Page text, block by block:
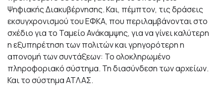
Ψηφιακής Διακυβέρνησης. Και, πέμπτον, τις δράσεις
εκσυγχρονισμού του ΕΦΚΑ, που περιλαμβάνονται στο
σχέδιο για το Ταμείο Ανάκαμψης, για να γίνει καλύτερη
η εξυπηρέτηση των πολιτών και γρηγορότερη η
απονομή των συντάξεων: Το ολοκληρωμένο
πληροφοριακό σύστημα. Τη διασύνδεση των αρχείων.
Και το σύστημα ΑΤΛΑΣ.